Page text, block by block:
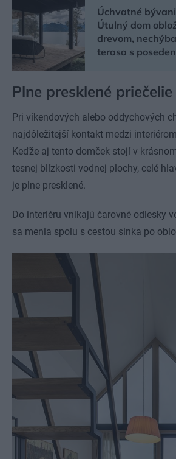
Úchvatné
Útulný dom
drevom,
terasa s
Plne presklené priečelie
Pri víkendových alebo oddychových
najdôležitejší kontakt medzi
Keďže aj tento domček stojí v
tesnej blízkosti vodnej plochy, celé
je plne presklené.
Do interiéru vnikajú čarovné odlesky
sa menia spolu s cestou slnka po